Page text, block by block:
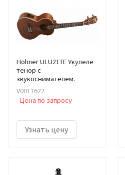
Hohner ULU21TE Укулеле
тенор с
звукоснимателем.
V0011622
Цена по запросу
Узнать цену